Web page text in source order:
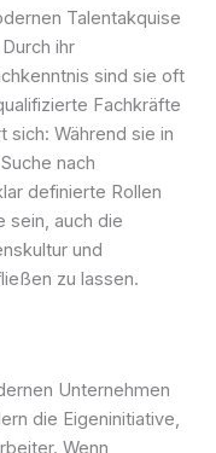
Talentakquise
ihr
sind sie oft
Fachkräfte
sich: Während sie in
nach
definierte Rollen
sein, auch die
und
zu lassen.
Unternehmen
die Eigeninitiative,
Wenn